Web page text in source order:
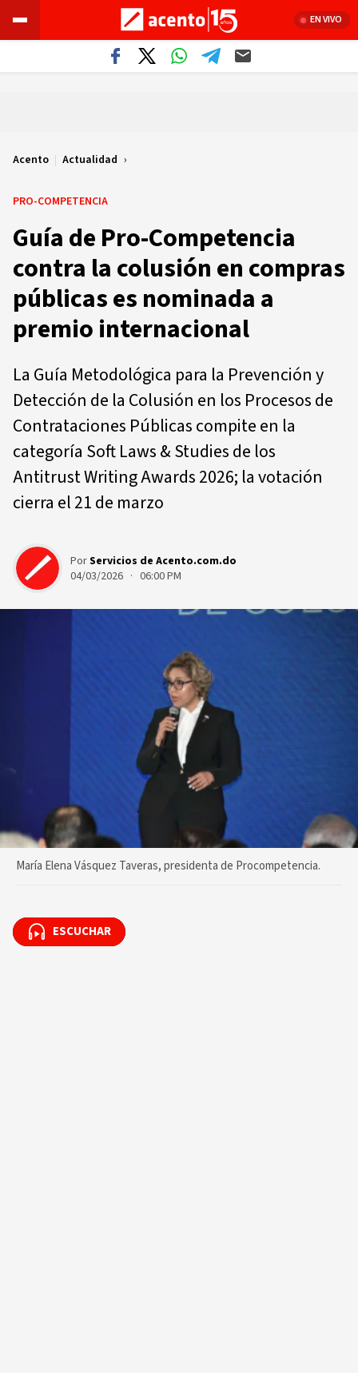
EN VIVO
Acento | Actualidad
PRO-COMPETENCIA
Guía de Pro-Competencia
contra la colusión en compras
públicas es nominada a
premio internacional
La Guía Metodológica para la Prevención y
Detección de la Colusión en los Procesos de
Contrataciones Públicas compite en la
categoría Soft Laws & Studies de los
Antitrust Writing Awards 2026; la votación
cierra el 21 de marzo
PorServicios de Acento.com.do
04/03/2026 · 06:00 PM
María Elena Vásquez Taveras, presidenta de Procompetencia.
ESCUCHAR
ESCUCHAR